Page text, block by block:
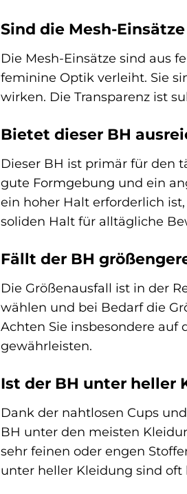
Sind die Mesh-
Die Mesh-Einsätze sind aus
feminine Optik verleiht. Sie
wirken. Die Transparenz ist
Bietet dieser BH
Dieser BH ist primär für den
gute Formgebung und ein
ein hoher Halt erforderlich
soliden Halt für alltägliche
Fällt der BH
Die Größenausfall ist in der
wählen und bei Bedarf die
Achten Sie insbesondere
gewährleisten.
Ist der BH unter heller
Dank der nahtlosen Cups
BH unter den meisten
sehr feinen oder engen
unter heller Kleidung sind oft